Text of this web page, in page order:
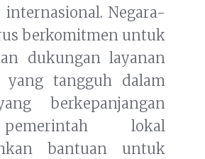
Negara-
berkomitmen untuk
dukungan layanan
yang tangguh dalam
berkepanjangan
lokal
bantuan untuk